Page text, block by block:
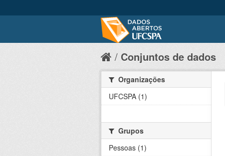
Conjuntos de dados
Organizações
UFCSPA (1)
Grupos
Pessoas (1)